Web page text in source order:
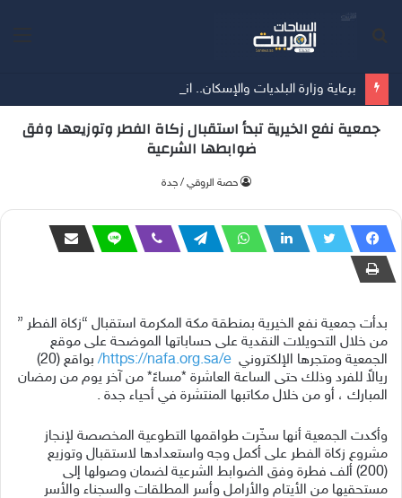
جمعية نفع الخيرية تبدأ استقبال زكاة الفطر وتوزيعها وفق
ضوابطها الشرعية
‫حصة الروقي / جدة
بدأت جمعية نفع الخيرية بمنطقة مكة المكرمة استقبال “زكاة الفطر ”
من خلال التحويلات النقدية على حساباتها الموضحة على موقع
الجمعية ومتجرها الإلكتروني ‏ https://nafa.org.sa/e/
بواقع (20)
ريالاً للفرد وذلك حتى الساعة العاشرة *مساءً* من آخر يوم من رمضان
المبارك ، أو من خلال مكاتبها المنتشرة في أحياء جدة .
وأكدت الجمعية أنها سخّرت طواقمها التطوعية المخصصة لإنجاز
مشروع زكاة الفطر على أكمل وجه واستعدادها لاستقبال وتوزيع
(200) ألف فطرة وفق الضوابط الشرعية لضمان وصولها إلى
مستحقيها من الأيتام والأرامل وأسر المطلقات والسجناء والأسر